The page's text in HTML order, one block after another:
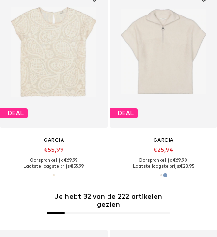
Je hebt 32 van de 222 artikelen
gezien
DEAL
GARCIA
€55,99
Oorspronkelijk: €69,99
Laatste laagste prijs:€55,99
DEAL
GARCIA
€25,94
Oorspronkelijk: €69,90
Laatste laagste prijs:€23,95